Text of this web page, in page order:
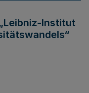
Institut